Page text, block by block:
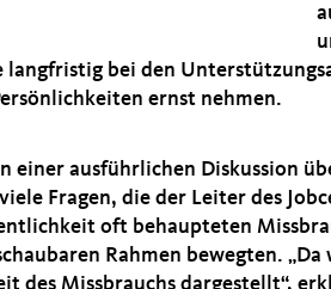
langfristig bei den
ernst nehmen.
einer ausführlichen Diskussion
Fragen, die der Leiter des
oft behaupteten
Rahmen bewegten.
des Missbrauchs dargestellt“,